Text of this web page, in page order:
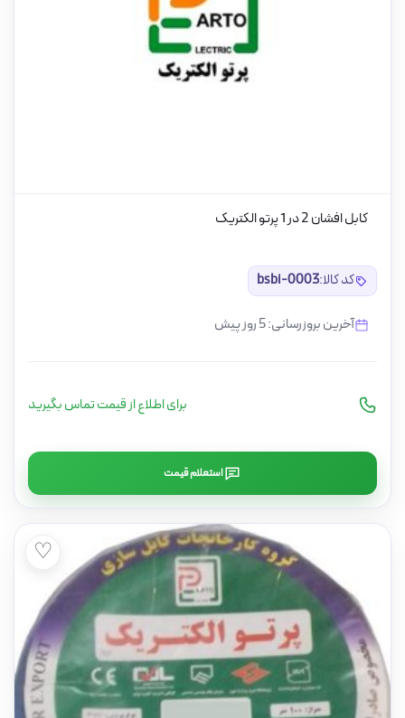
کابل افشان 2 در 1 پرتو الکتریک
کد کالا:bsbi-0003
آخرین بروزرسانی: 5 روز پیش
برای اطلاع از قیمت تماس بگیرید
استعلام قیمت
♡